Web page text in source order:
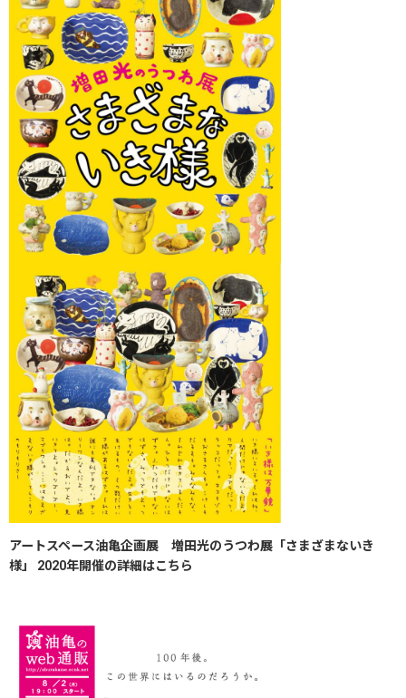
アートスペース油亀企画展 増田光のうつわ展「さまざまないき
様」 2020年​開催の詳細はこちら